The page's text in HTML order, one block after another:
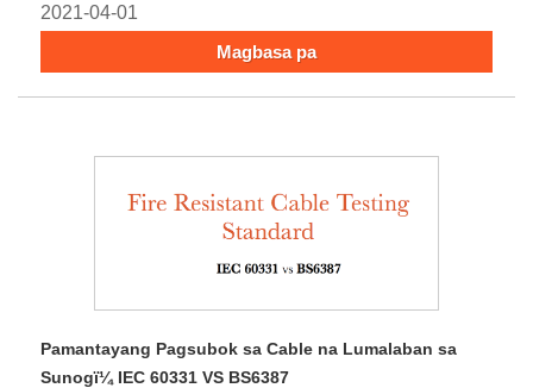
2021-04-01
Magbasa pa
Pamantayang Pagsubok sa Cable na Lumalaban sa
Sunogï¼ IEC 60331 VS BS6387